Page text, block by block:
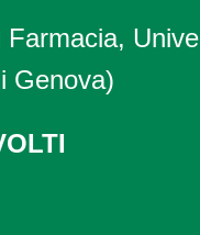
Farmacia,
Genova)